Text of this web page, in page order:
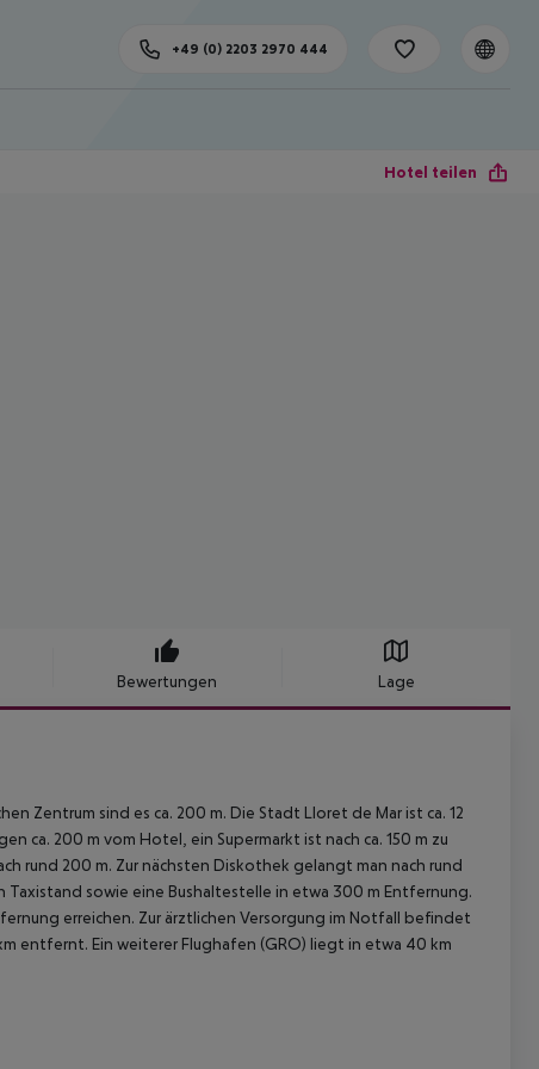
+49 (0) 2203 2970 444
Hotel teilen
Bewertungen Lage
Zentrum sind es ca. 200 m. Die Stadt Lloret de Mar ist ca. 12
ca. 200 m vom Hotel, ein Supermarkt ist nach ca. 150 m zu
rund 200 m. Zur nächsten Diskothek gelangt man nach rund
sowie eine Bushaltestelle in etwa 300 m Entfernung.
erreichen. Zur ärztlichen Versorgung im Notfall befindet
entfernt. Ein weiterer Flughafen (GRO) liegt in etwa 40 km